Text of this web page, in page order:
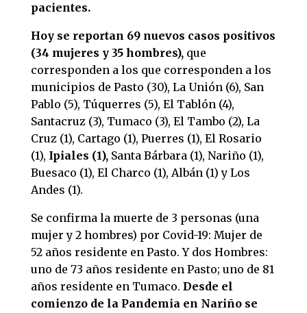
pacientes.
Hoy se reportan 69 nuevos casos positivos
(34 mujeres y 35 hombres),que
corresponden a los que corresponden a los
municipios de Pasto (30), La Unión (6), San
Pablo (5), Túquerres (5), El Tablón (4),
Santacruz (3), Tumaco (3), El Tambo (2), La
Cruz (1), Cartago (1), Puerres (1), El Rosario
(1), Ipiales (1),Santa Bárbara (1), Nariño (1),
Buesaco (1), El Charco (1), Albán (1) y Los
Andes (1).
Se confirma la muerte de 3 personas (una
mujer y 2 hombres) por Covid-19: Mujer de
52 años residente en Pasto. Y dos Hombres:
uno de 73 años residente en Pasto; uno de 81
años residente en Tumaco. Desde el
comienzo de la Pandemia en Nariño se